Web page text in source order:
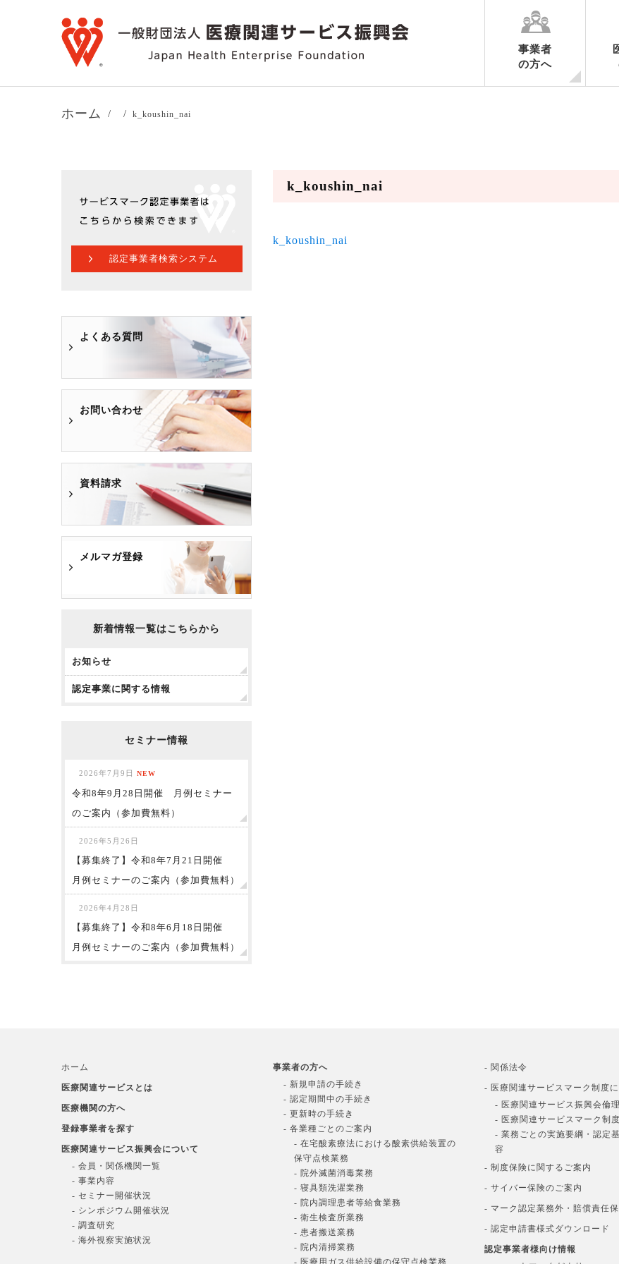
事業者
の方へ
ホーム k_koushin_nai
k_koushin_nai
k_koushin_nai
認定事業者検索システム
よくある質問
お問い合わせ
資料請求
メルマガ登録
新着情報一覧はこちらから
お知らせ
認定事業に関する情報
セミナー情報
2026年7月9日 NEW
令和8年9月28日開催 月例セミナー
のご案内（参加費無料）
2026年5月26日
【募集終了】令和8年7月21日開催
月例セミナーのご案内（参加費無料）
2026年4月28日
【募集終了】令和8年6月18日開催
月例セミナーのご案内（参加費無料）
ホーム
医療関連サービスとは
医療機関の方へ
登録事業者を探す
医療関連サービス振興会について
- 会員・関係機関一覧
- 事業内容
- セミナー開催状況
- シンポジウム開催状況
- 調査研究
- 海外視察実施状況
事業者の方へ
- 新規申請の手続き
- 認定期間中の手続き
- 更新時の手続き
- 各業種ごとのご案内
- 在宅酸素療法における酸素供給装置の
保守点検業務
- 院外滅菌消毒業務
- 寝具類洗濯業務
- 院内調理患者等給食業務
- 衛生検査所業務
- 患者搬送業務
- 院内清掃業務
- 医療用ガス供給設備の保守点検業務
- 関係法令
- 医療関連サービスマーク制度
- 医療関連サービス振興会倫
- 医療関連サービスマーク制
- 業務ごとの実施要綱・認定
容
- 制度保険に関するご案内
- サイバー保険のご案内
- マーク認定業務外・賠償責任
- 認定申請書様式ダウンロード
認定事業者様向け情報